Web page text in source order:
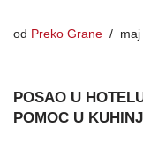
od Preko Grane
POSAO U
POMOC U